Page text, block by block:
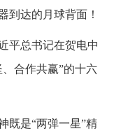
到达的月球背面！
平总书记在贺电中
合作共赢”的十六
既是“两弹一星”精